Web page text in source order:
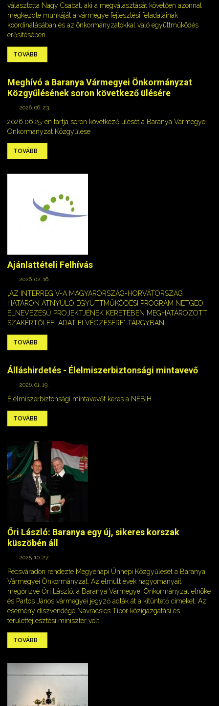
választotta Nagy Csabát, aki a megválasztását követően azonnal
megkezdte munkáját a vármegye fejlesztési feladatainak
koordinálásában és az önkormányzatokkal való együttműködés
erősítésében
TOVÁBB
Meghívó a Baranya Vármegyei Önkormányzat
Közgyűlésének soron következő ülésére
2026. 06. 23.
2026.06.25-én tartja soron következő ülését a Baranya Vármegyei
Önkormányzat Közgyűlése
TOVÁBB
Ajánlattételi Felhívás
2026. 02. 16.
„AZ INTERREG V-A MAGYARORSZÁG-HORVÁTORSZÁG
HATÁRON ÁTNYÚLÓ EGYÜTTMŰKÖDÉSI PROGRAM NETGEO
ELNEVEZÉSŰ PROJEKTJÉNEK KERETÉBEN MEGHATÁROZOTT
SZAKÉRTŐI FELADAT ELVÉGZÉSÉRE” TÁRGYBAN
TOVÁBB
Álláshirdetés - Élelmiszerbiztonsági mintavevő
2026. 01. 19.
Élelmiszerbiztonsági mintavevőt keres a NÉBIH
TOVÁBB
Őri László: Baranya egy új, sikeres korszak
küszöbén áll
2025. 10. 27.
Pécsváradon rendezte Megyenapi Ünnepi Közgyűlését a Baranya
Vármegyei Önkormányzat. Az elmúlt évek hagyományait
megőrizve Őri László, a Baranya Vármegyei Önkormányzat elnöke
és Partos János vármegyei jegyző adták át a kitüntető címeket. Az
esemény díszvendége Navracsics Tibor közigazgatási és
területfejlesztési miniszter volt.
TOVÁBB